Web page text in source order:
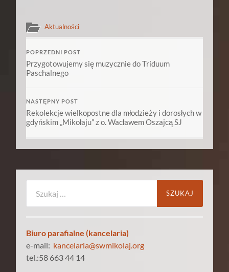
Aktualności
POPRZEDNI POST
Przygotowujemy się muzycznie do Triduum
Paschalnego
NASTĘPNY POST
Rekolekcje wielkopostne dla młodzieży i dorosłych w
gdyńskim „Mikołaju” z o. Wacławem Oszajcą SJ
Biuro parafialne (kancelaria)
e-mail: kancelaria@swmikolaj.org
tel.:58 663 44 14